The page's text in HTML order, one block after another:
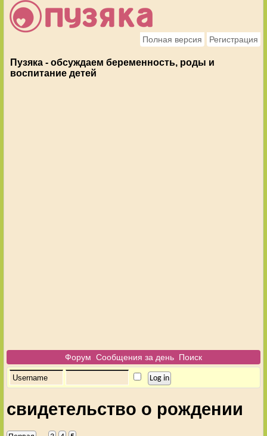
Полная версия Регистрация
Пузяка - обсуждаем беременность, роды и
воспитание детей
Форум Сообщения за день Поиск
свидетельство о рождении